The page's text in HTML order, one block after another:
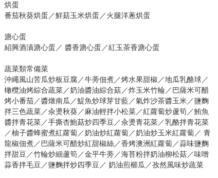
烘蛋
番茄秋葵烘蛋／鮮菇玉米烘蛋／火腿洋蔥烘蛋
溏心蛋
紹興酒漬溏心蛋／ 醬香溏心蛋／紅玉茶香溏心蛋
蔬菜類常備菜
沖繩風山苦瓜炒板豆腐／牛蒡佃煮／烤水果甜椒／地瓜乳酪球／
橄欖油烤綜合蔬菜／奶油醬油綜合菇／炸玉米竹輪／巴薩米可醋
烤小番茄／醬燉南瓜／鯷魚炒球芽甘藍／氣炸沙茶醬玉米／鹽麴
拌三色蔬菜／汆燙秋葵／麻油輕拌小松菜／紅蘿蔔炒蘆筍／鮪魚
醬拌青花菜／手撕杏鮑菇炒四季豆／汆燙青花菜／乳酪拌青花菜
／柚子醬蜂蜜煮紅蘿蔔／奶油炒紅蘿蔔／奶油炒玉米紅蘿蔔／ 青
龍椒佃煮／巴薩米可醋炒紅甜椒絲／香烤澳洲紅蘿蔔／蒜味鹽麴
拌甜豆／竹輪炒細蘆筍／金平牛蒡／海苔粉拌奶油柳松菇／味噌
蒜香拌毛豆／鹽麴拌炒四季豆／ 奶油煎櫛瓜／孜然風味炒蔬菜